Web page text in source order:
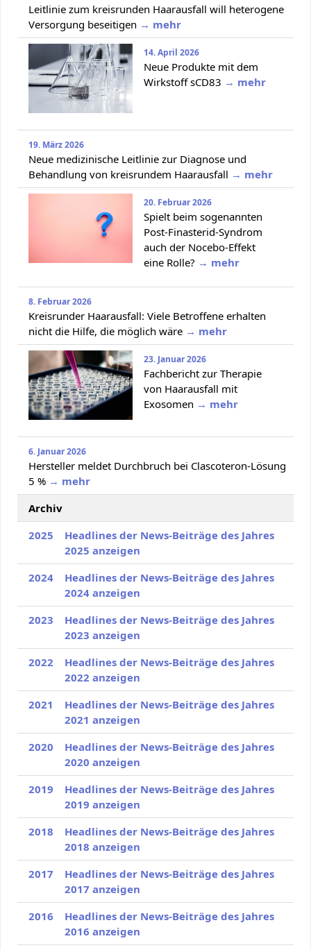
Leitlinie zum kreisrunden Haarausfall will heterogene
Versorgung beseitigen → mehr
14. April 2026
Neue Produkte mit dem
Wirkstoff sCD83 → mehr
19. März 2026
Neue medizinische Leitlinie zur Diagnose und
Behandlung von kreisrundem Haarausfall → mehr
20. Februar 2026
Spielt beim sogenannten
Post-Finasterid-Syndrom
auch der Nocebo-Effekt
eine Rolle? → mehr
8. Februar 2026
Kreisrunder Haarausfall: Viele Betroffene erhalten
nicht die Hilfe, die möglich wäre → mehr
23. Januar 2026
Fachbericht zur Therapie
von Haarausfall mit
Exosomen → mehr
6. Januar 2026
Hersteller meldet Durchbruch bei Clascoteron-Lösung
5 % → mehr
Archiv
2025
Headlines der News-Beiträge des Jahres
2025 anzeigen
2024
Headlines der News-Beiträge des Jahres
2024 anzeigen
2023
Headlines der News-Beiträge des Jahres
2023 anzeigen
2022
Headlines der News-Beiträge des Jahres
2022 anzeigen
2021
Headlines der News-Beiträge des Jahres
2021 anzeigen
2020
Headlines der News-Beiträge des Jahres
2020 anzeigen
2019
Headlines der News-Beiträge des Jahres
2019 anzeigen
2018
Headlines der News-Beiträge des Jahres
2018 anzeigen
2017
Headlines der News-Beiträge des Jahres
2017 anzeigen
2016
Headlines der News-Beiträge des Jahres
2016 anzeigen